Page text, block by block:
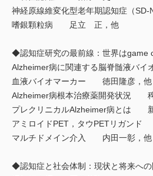
神経原線維変化型老年期認知症（
嗜銀顆粒病 足立 正，他
◆認知症研究の最前線：世界はgame
Alzheimer病に関連する脳脊髄液バ
血液バイオマーカー 徳田隆彦，他
Alzheimer病根本治療薬開発状況
プレクリニカルAlzheimer病とは
アミロイドPET，タウPETリガン
マルチドメイン介入 内田一彰，他
◆認知症と社会体制：現状と将来への